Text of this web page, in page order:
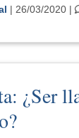
| 26/03/2020 |
¿Ser